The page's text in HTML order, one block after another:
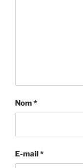
Nom*
E-mail*